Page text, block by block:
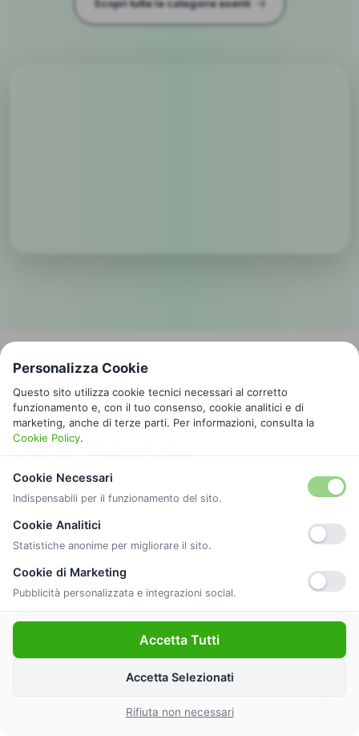
Scopri tutte le categorie esenti
GUIDA ALLA CERTIFICAZIONE
Cos'è l'AttestatoAPE
e com'èstrutturato?
L'Attestato di Prestazione Energetica
consumo energetico del tuo immobile. Redatto da tecnici
fabbisogno energetico.
Ambiti di analisi principali
Personalizza Cookie
Questo sito utilizza cookie tecnici necessari al corretto
funzionamento e, con il tuo consenso, cookie analitici e di
marketing, anche di terze parti. Per informazioni, consulta la
Cookie Policy.
Cookie Necessari
Indispensabili per il funzionamento del sito.
Cookie Analitici
Statistiche anonime per migliorare il sito.
Cookie di Marketing
Pubblicità personalizzata e integrazioni social.
Accetta Tutti
Accetta Selezionati
Rifiuta non necessari